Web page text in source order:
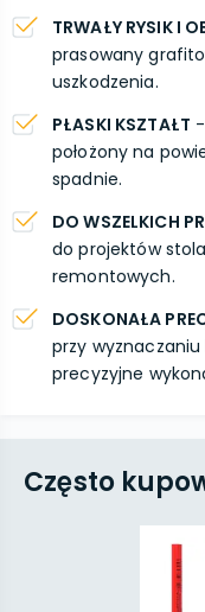
TRWAŁY RYSIK I
prasowany
uszkodzenia.
PŁASKI KSZTAŁT
położony na
spadnie.
DO WSZELKICH
do projektów
remontowych.
DOSKONAŁA
przy wyznaczaniu
precyzyjne
Często